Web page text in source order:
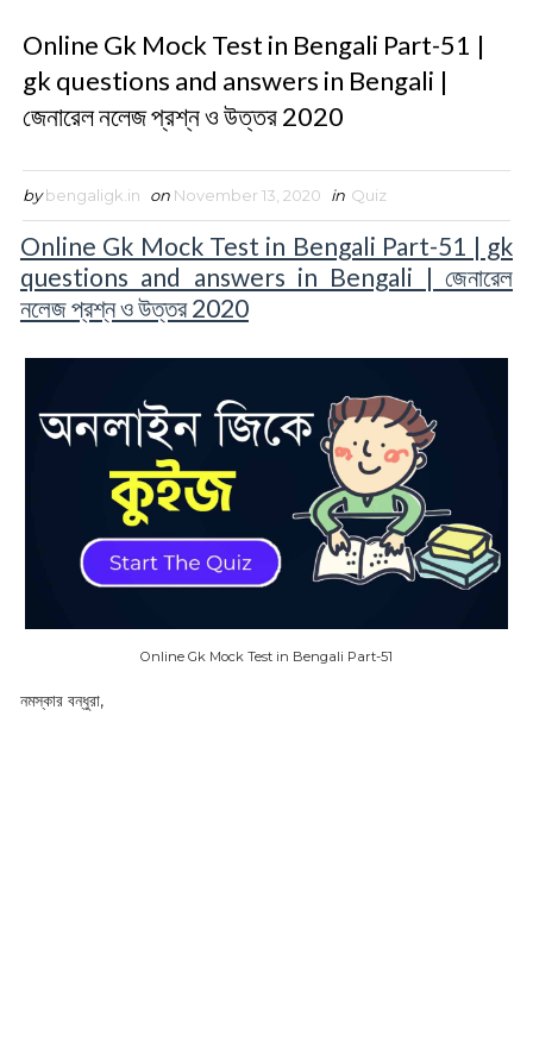
Online Gk Mock Test in Bengali Part-51 |
gk questions and answers in Bengali |
জেনারেল নলেজ প্রশ্ন ও উত্তর 2020
by bengaligk.in on November 13, 2020 in Quiz
Online Gk Mock Test in Bengali Part-51 | gk
questions and answers in Bengali | জেনারেল
নলেজ প্রশ্ন ও উত্তর 2020
Online Gk Mock Test in Bengali Part-51
নমস্কার বন্ধুরা,